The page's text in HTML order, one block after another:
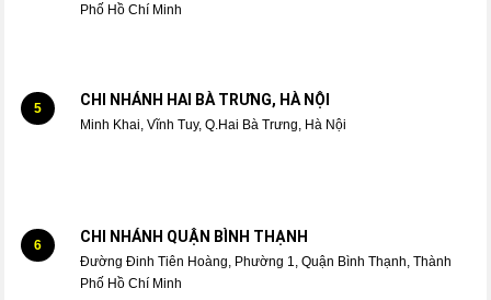
Phố Hồ Chí Minh
5 CHI NHÁNH HAI BÀ TRƯNG, HÀ NỘI
Minh Khai, Vĩnh Tuy, Q.Hai Bà Trưng, Hà Nội
6 CHI NHÁNH QUẬN BÌNH THẠNH
Đường Đinh Tiên Hoàng, Phường 1, Quận Bình Thạnh, Thành
Phố Hồ Chí Minh